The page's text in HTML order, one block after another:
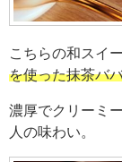
こちらの和スイ
を使った抹茶バ
濃厚でクリーミ
人の味わい。